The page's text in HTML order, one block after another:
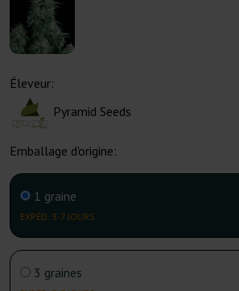
Éleveur:
Pyramid Seeds
Emballage d'origine:
1 graine
EXPÉD. 3-7 JOURS
3 graines